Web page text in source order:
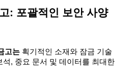
: 포괄적인 보안 사양
고는 획기적인 소재와 잠금 기술
석, 중요 문서 및 데이터를 최대한